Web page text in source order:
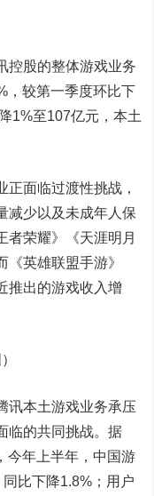
股的整体游戏业务
，较第一季度环比下
1%至107亿元，本土
面临过渡性挑战，
减少以及未成年人保
者荣耀》《天涯明月
英雄联盟手游》
推出的游戏收入增
本土游戏业务承压
临的共同挑战。据
今年上半年，中国游
比下降1.8%；用户